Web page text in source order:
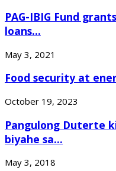
PAG-IBIG Fund
loans...
May 3, 2021
Food security at
October 19, 2023
Pangulong Duterte
biyahe sa...
May 3, 2018